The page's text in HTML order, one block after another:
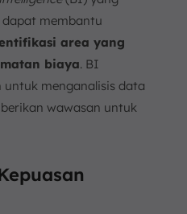
membantu
area yang
biaya. BI
menganalisis data
wawasan untuk